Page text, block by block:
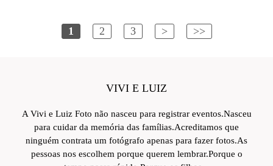
1 2 3 > >>
VIVI E LUIZ
A Vivi e Luiz Foto não nasceu para registrar eventos.Nasceu
para cuidar da memória das famílias.Acreditamos que
ninguém contrata um fotógrafo apenas para fazer fotos.As
pessoas nos escolhem porque querem lembrar.Porque o